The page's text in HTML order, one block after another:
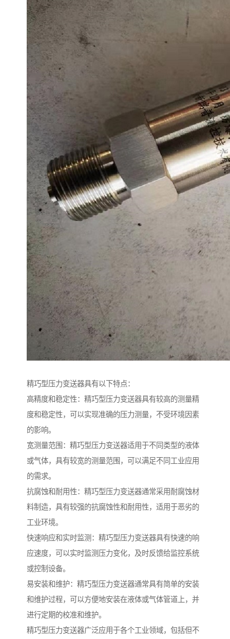
精巧型压力变送器具有以下特点：
高精度和稳定性：精巧型压力变送器具有较高的测量精
度和稳定性，可以实现准确的压力测量，不受环境因素
的影响。
宽测量范围：精巧型压力变送器适用于不同类型的液体
或气体，具有较宽的测量范围，可以满足不同工业应用
的需求。
抗腐蚀和耐用性：精巧型压力变送器通常采用耐腐蚀材
料制造，具有较强的抗腐蚀性和耐用性，适用于恶劣的
工业环境。
快速响应和实时监测：精巧型压力变送器具有快速的响
应速度，可以实时监测压力变化，及时反馈给监控系统
或控制设备。
易安装和维护：精巧型压力变送器通常具有简单的安装
和维护过程，可以方便地安装在液体或气体管道上，并
进行定期的校准和维护。
精巧型压力变送器广泛应用于各个工业领域，包括但不